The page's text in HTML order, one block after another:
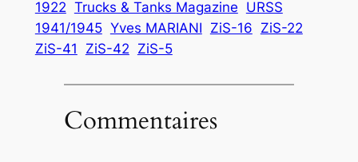
1922 Trucks & Tanks Magazine URSS
1941/1945 Yves MARIANI ZiS-16 ZiS-22
ZiS-41
ZiS-42 ZiS-5
Commentaires